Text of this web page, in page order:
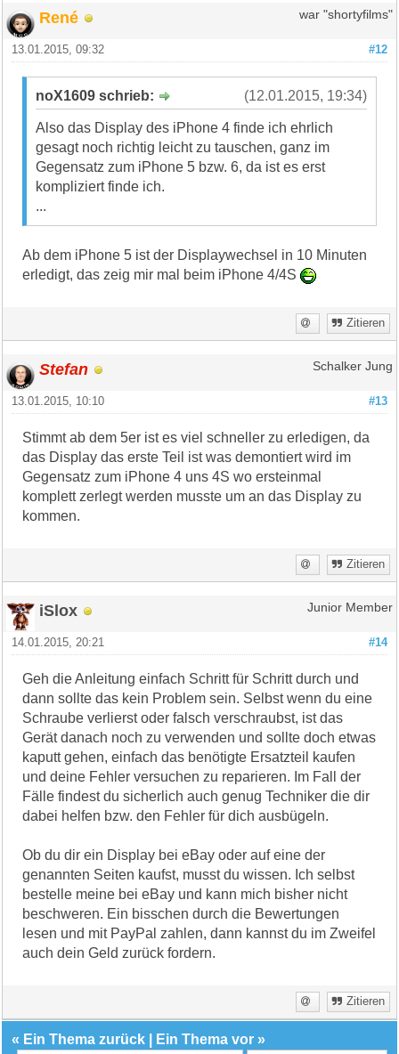
René war "shortyfilms"
#12
13.01.2015, 09:32
(12.01.2015, 19:34)
noX1609 schrieb:
Also das Display des iPhone 4 finde ich ehrlich
gesagt noch richtig leicht zu tauschen, ganz im
Gegensatz zum iPhone 5 bzw. 6, da ist es erst
kompliziert finde ich.
...
Ab dem iPhone 5 ist der Displaywechsel in 10 Minuten
erledigt, das zeig mir mal beim iPhone 4/4S
Zitieren
Stefan Schalker Jung
#13
13.01.2015, 10:10
Stimmt ab dem 5er ist es viel schneller zu erledigen, da
das Display das erste Teil ist was demontiert wird im
Gegensatz zum iPhone 4 uns 4S wo ersteinmal
komplett zerlegt werden musste um an das Display zu
kommen.
Zitieren
iSlox Junior Member
#14
14.01.2015, 20:21
Geh die Anleitung einfach Schritt für Schritt durch und
dann sollte das kein Problem sein. Selbst wenn du eine
Schraube verlierst oder falsch verschraubst, ist das
Gerät danach noch zu verwenden und sollte doch etwas
kaputt gehen, einfach das benötigte Ersatzteil kaufen
und deine Fehler versuchen zu reparieren. Im Fall der
Fälle findest du sicherlich auch genug Techniker die dir
dabei helfen bzw. den Fehler für dich ausbügeln.
Ob du dir ein Display bei eBay oder auf eine der
genannten Seiten kaufst, musst du wissen. Ich selbst
bestelle meine bei eBay und kann mich bisher nicht
beschweren. Ein bisschen durch die Bewertungen
lesen und mit PayPal zahlen, dann kannst du im Zweifel
auch dein Geld zurück fordern.
Zitieren
« Ein Thema zurück Ein Thema vor »